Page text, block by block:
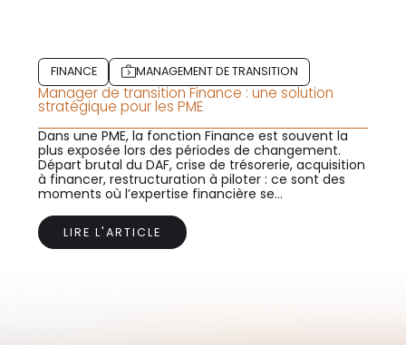
FINANCE MANAGEMENT DE TRANSITION
Manager de transition Finance : une solution
stratégique pour les PME
Dans une PME, la fonction Finance est souvent la
plus exposée lors des périodes de changement.
Départ brutal du DAF, crise de trésorerie, acquisition
à financer, restructuration à piloter : ce sont des
moments où l’expertise financière se...
LIRE L'ARTICLE